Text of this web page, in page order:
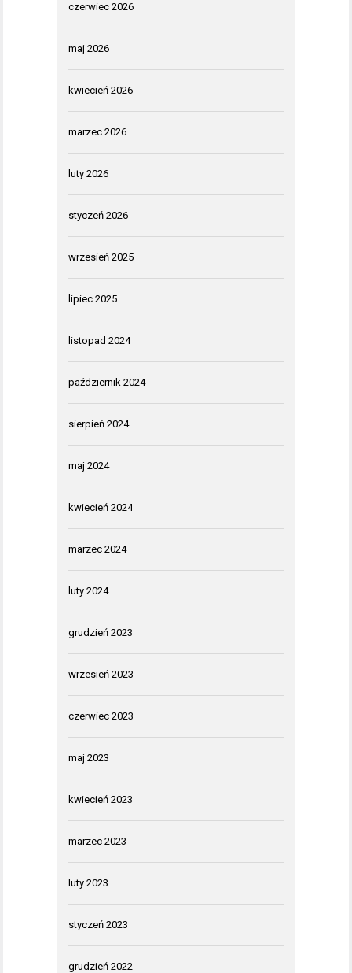
czerwiec 2026
maj 2026
kwiecień 2026
marzec 2026
luty 2026
styczeń 2026
wrzesień 2025
lipiec 2025
listopad 2024
październik 2024
sierpień 2024
maj 2024
kwiecień 2024
marzec 2024
luty 2024
grudzień 2023
wrzesień 2023
czerwiec 2023
maj 2023
kwiecień 2023
marzec 2023
luty 2023
styczeń 2023
grudzień 2022